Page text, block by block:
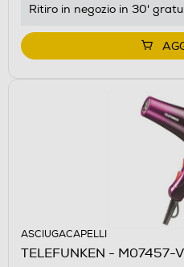
Ritiro in negozio in 30'
ASCIUGACAPELLI
TELEFUNKEN - M07457-